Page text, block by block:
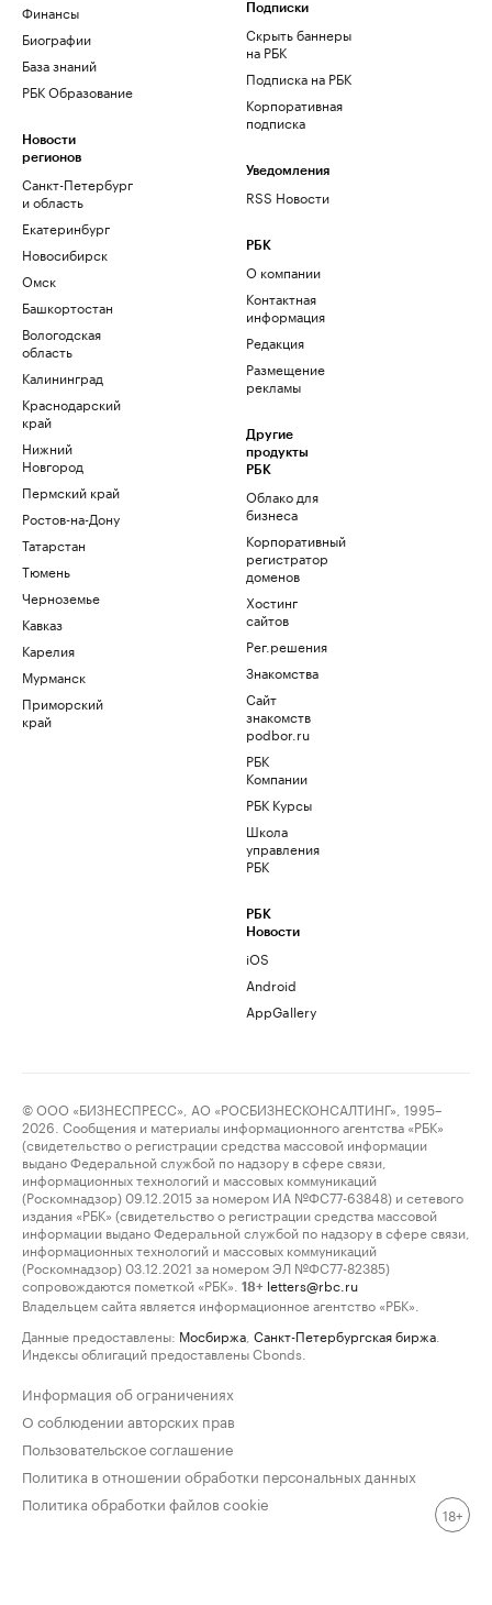
Финансы
Биографии
База знаний
РБК Образование
Новости
регионов
Санкт-Петербург
и область
Екатеринбург
Новосибирск
Омск
Башкортостан
Вологодская
область
Калининград
Краснодарский
край
Нижний
Новгород
Пермский край
Ростов-на-Дону
Татарстан
Тюмень
Черноземье
Кавказ
Карелия
Мурманск
Приморский
край
Подписки
Скрыть баннеры
на РБК
Подписка на РБК
Корпоративная
подписка
Уведомления
RSS Новости
РБК
О компании
Контактная
информация
Редакция
Размещение
рекламы
Другие
продукты
РБК
Облако для
бизнеса
Корпоративный
регистратор
доменов
Хостинг
сайтов
Рег.решения
Знакомства
Сайт
знакомств
podbor.ru
РБК
Компании
РБК Курсы
Школа
управления
РБК
РБК
Новости
iOS
Android
AppGallery
© ООО «БИЗНЕСПРЕСС», АО «РОСБИЗНЕСКОНСАЛТИНГ», 1995–
2026. Сообщения и материалы информационного агентства «РБК»
(свидетельство о регистрации средства массовой информации
выдано Федеральной службой по надзору в сфере связи,
информационных технологий и массовых коммуникаций
(Роскомнадзор) 09.12.2015 за номером ИА №ФС77-63848) и сетевого
издания «РБК» (свидетельство о регистрации средства массовой
информации выдано Федеральной службой по надзору в сфере связи,
информационных технологий и массовых коммуникаций
(Роскомнадзор) 03.12.2021 за номером ЭЛ №ФС77-82385)
сопровождаются пометкой «РБК».
18+ letters@rbc.ru
Владельцем сайта является информационное агентство «РБК».
Данные предоставлены: Мосбиржа Санкт-Петербургская биржа
Индексы облигаций предоставлены Cbonds.
Информация об ограничениях
О соблюдении авторских прав
Пользовательское соглашение
Политика в отношении обработки персональных данных
Политика обработки файлов cookie
18+